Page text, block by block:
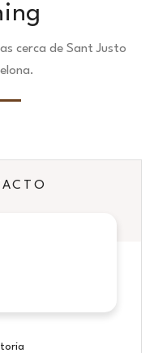
cerca de Sant Justo